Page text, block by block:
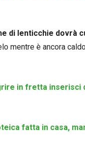
di lenticchie dovrà
mentre è ancora
in fretta inserisci
fatta in casa,